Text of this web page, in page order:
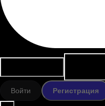
Войти Регистрация